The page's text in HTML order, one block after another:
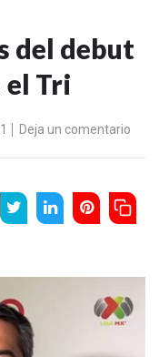
del debut
el Tri
Deja un comentario